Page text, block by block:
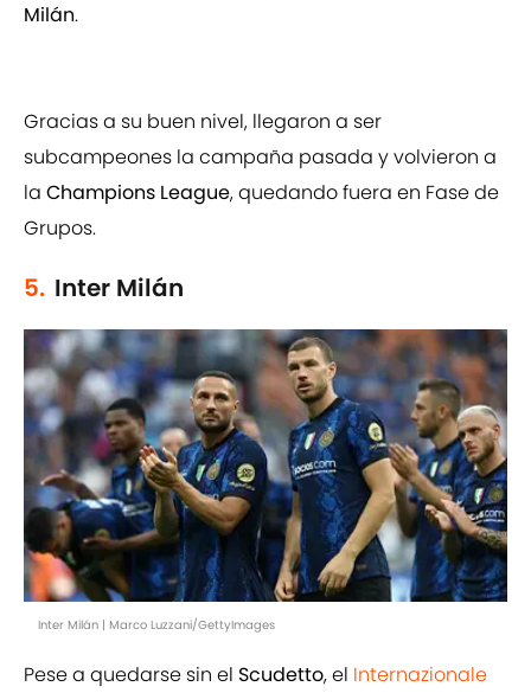
Milán.
Gracias a su buen nivel, llegaron a ser
subcampeones la campaña pasada y volvieron a
la Champions League, quedando fuera en Fase de
Grupos.
5. Inter Milán
Inter Milán | Marco Luzzani/GettyImages
Pese a quedarse sin el Scudetto, el Internazionale